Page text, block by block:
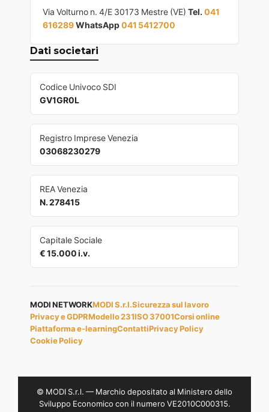
Via Volturno n. 4/E 30173 Mestre (VE) Tel. 041
616289WhatsApp041 5412700
Dati societari
Codice Univoco SDI
GV1GR0L
Registro Imprese Venezia
03068230279
REA Venezia
N. 278415
Capitale Sociale
€ 15.000 i.v.
MODI NETWORKMODI S.r.l.Sicurezza sul lavoro
Privacy e GDPRModello 231ISO 37001Corsi online
Piattaforma e-learningContattiPrivacy Policy
Cookie Policy
© MODI S.r.l. — Marchio depositato al Ministero dello
Sviluppo Economico con il numero VE2010C000315.